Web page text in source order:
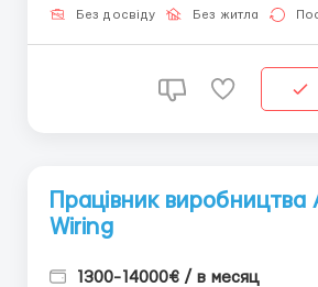
с сообщениями. &b...
Без досвіду Без житла
Працівник виробництва
Wiring
1300-14000€ / в месяц